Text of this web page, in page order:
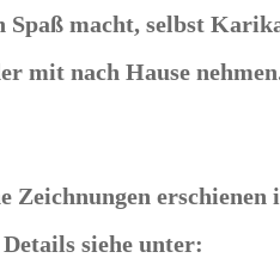
macht, selbst
mit nach Hause
siehe unter: